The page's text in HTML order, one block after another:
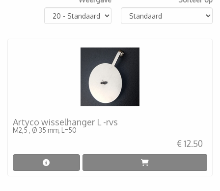
Artyco wisselhanger L -rvs
M2,5 , Ø 35 mm, L=50
€ 12.50